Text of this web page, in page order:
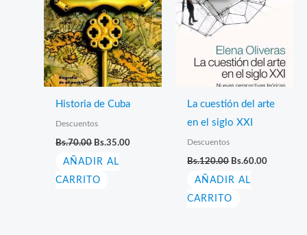
Historia de Cuba
Descuentos
Bs.70.00 El
original
Bs.70.00.
Bs.35.00
AÑADIR AL
CARRITO
La cuestión del arte
en el siglo XXI
Descuentos
Bs.120.00 El
original
Bs.120.00.
Bs.60.00
AÑADIR AL
CARRITO